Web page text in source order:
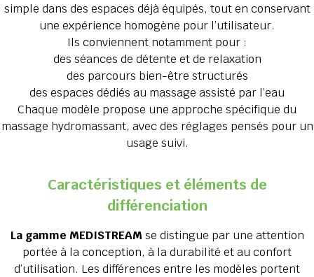
simple dans des espaces déjà équipés, tout en conservant
une expérience homogène pour l’utilisateur.
Ils conviennent notamment pour :
des séances de détente et de relaxation
des parcours bien-être structurés
des espaces dédiés au massage assisté par l’eau
Chaque modèle propose une approche spécifique du
massage hydromassant, avec des réglages pensés pour un
usage suivi.
Caractéristiques et éléments de
différenciation
La gamme MEDISTREAM se distingue par une attention
portée à la conception, à la durabilité et au confort
d’utilisation. Les différences entre les modèles portent